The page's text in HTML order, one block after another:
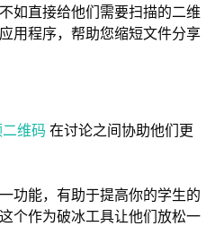
如直接给他们需要扫描的二维
用程序，帮助您缩短文件分享
维码 在讨论之间协助他们更
功能，有助于提高你的学生的
个作为破冰工具让他们放松一